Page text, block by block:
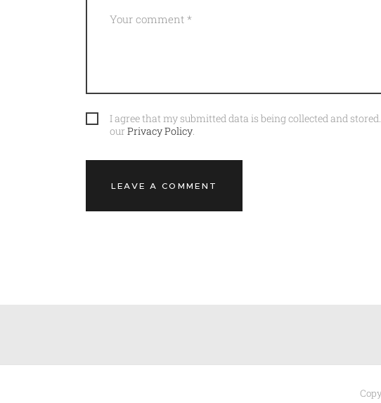
I agree that my submitted data is being collected and
ourPrivacy Policy.